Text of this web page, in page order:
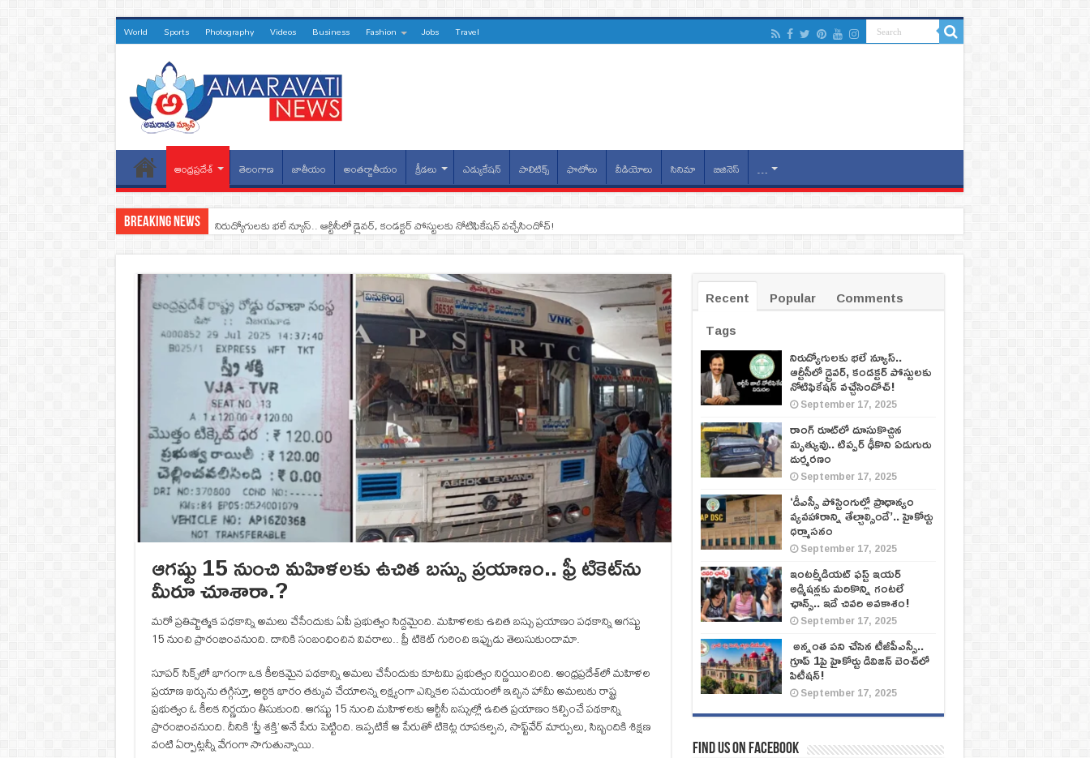
World Sports Photography Videos Business Fashion Jobs Travel
ఆంధ్రప్రదేశ్ తెలంగాణ జాతీయం అంతర్జాతీయం క్రీడలు ఎడ్యుకేషన్ పాలిటిక్స్ ఫొటోలు వీడియోలు సినిమా బిజినెస్ …
Breaking News నిరుద్యోగులకు భలే న్యూస్.. ఆర్టీసీలో డ్రైవర్, కండక్టర్‌ పోస్టులకు నోటిఫికేషన్‌ వచ్చేసిందోచ్‌!
ఆగష్టు 15 నుంచి మహిళలకు ఉచిత బస్సు ప్రయాణం.. ఫ్రీ టికెట్‌ను
మీరూ చూశారా.?
మరో ప్రతిష్టాత్మక పధకాన్ని అమలు చేసేందుకు ఏపీ ప్రభుత్వం సిద్దమైంది. మహిళలకు ఉచిత బస్సు ప్రయాణం పధకాన్ని ఆగష్టు
15 నుంచి ప్రారంభించనుంది. దానికి సంబంధించిన వివరాలు.. ఫ్రీ టికెట్ గురించి ఇప్పుడు తెలుసుకుందామా.
సూపర్ సిక్స్‌లో భాగంగా ఒక కీలకమైన పథకాన్ని అమలు చేసేందుకు కూటమి ప్రభుత్వం నిర్ణయించింది. ఆంధ్రప్రదేశ్‌లో మహిళల
ప్రయాణ ఖర్చును తగ్గిస్తూ, ఆర్థిక భారం తక్కువ చేయాలన్న లక్ష్యంగా ఎన్నికల సమయంలో ఇచ్చిన హామీ అమలుకు రాష్ట్ర
ప్రభుత్వం ఓ కీలక నిర్ణయం తీసుకుంది. ఆగష్టు 15 నుంచి మహిళలకు ఆర్టీసీ బస్సుల్లో ఉచిత ప్రయాణం కల్పించే పథకాన్ని
ప్రారంభించనుంది. దీనికి ‘స్త్రీ శక్తి’ అనే పేరు పెట్టింది. ఇప్పటికే ఆ పేరుతో టికెట్ల రూపకల్పన, సాఫ్ట్‌వేర్ మార్పులు, సిబ్బందికి శిక్షణ
వంటి ఏర్పాట్లన్నీ వేగంగా సాగుతున్నాయి.
Recent Popular
Comments
Tags
నిరుద్యోగులకు భలే న్యూస్..
ఆర్టీసీలో డ్రైవర్, కండక్టర్‌ పోస్టులకు
నోటిఫికేషన్‌ వచ్చేసిందోచ్‌!
September 17, 2025
రాంగ్ రూట్‌లో దూసుకొచ్చిన
మృత్యువు.. టిప్పర్ ఢీకొని ఏడుగురు
దుర్మరణం
September 17, 2025
‘డీఎస్సీ పోస్టింగుల్లో ప్రాధాన్యం
వ్యవహారాన్ని తేల్చాల్సిందే’.. హైకోర్టు
ధర్మాసనం
September 17, 2025
ఇంటర్మీడియట్ ఫస్ట్‌ ఇయర్‌
అడ్మిషన్లకు మరికొన్ని గంటలే
ఛాన్స్‌.. ఇదే చివరి అవకాశం!
September 17, 2025
అన్నంత పని చేసిన టీజీపీఎస్సీ..
గ్రూప్‌ 1పై హైకోర్టు డివిజన్‌ బెంచ్‌లో
పిటీషన్‌!
September 17, 2025
Find us on Facebook